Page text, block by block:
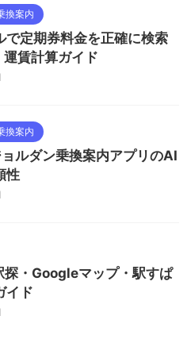
換案内
で定期券料金を正確に検索
賃計算ガイド
換案内
ルダン乗換案内アプリのAI
性
・Googleマップ・駅すぱ
イド